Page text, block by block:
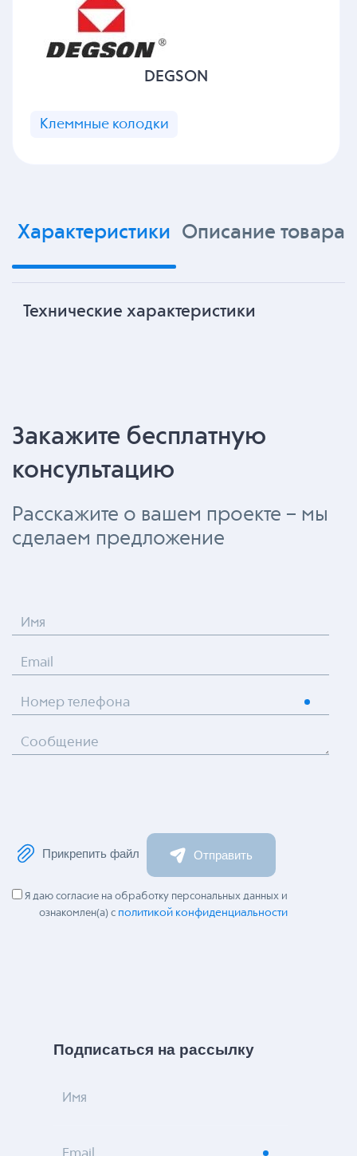
DEGSON
Клеммные колодки
Характеристики Описание товара
Технические характеристики
Закажите бесплатную
консультацию
Расскажите о вашем проекте – мы
сделаем предложение
Имя
Email
Номер телефона
Сообщение
Прикрепить файл Отправить
Я даю согласие на обработку персональных данных и
ознакомлен(а) с политикой конфиденциальности
Подписаться на рассылку
Имя